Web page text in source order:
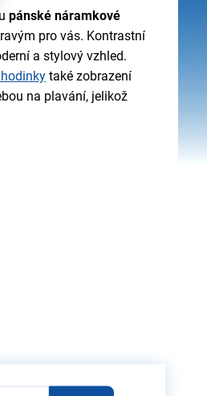
pánské náramkové
pro vás. Kontrastní
a stylový vzhled.
také zobrazení
na plavání, jelikož